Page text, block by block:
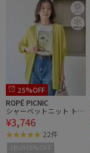
25%OFF
ROPÉ PICNIC
シャーベットニット トッ
パーカーディガン/UVケ
ア・接触冷感
¥3,746
22件
2BUY10%OFF